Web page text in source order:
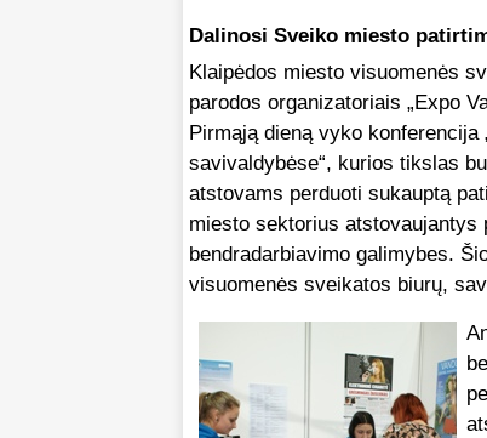
Dalinosi Sveiko miesto
Klaipėdos miesto visuomenės
parodos organizatoriais „Expo
Pirmąją dieną vyko
savivaldybėse“, kurios tikslas
atstovams perduoti sukauptą
miesto sektorius atstovaujantys
bendradarbiavimo galimybes.
visuomenės sveikatos biurų,